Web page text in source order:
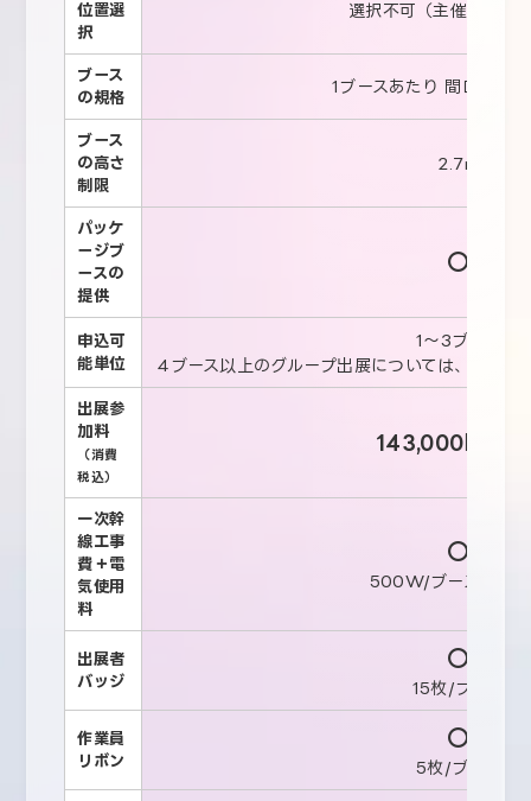
位置選
択
選択不可（主催者にて
ブース
の規格
1ブースあたり 間口2m×
ブース
の高さ
制限
2.7m
パッケ
ージブ
ースの
提供
○
申込可
能単位
1〜3ブース
4ブース以上のグループ出展については、事前に
出展参
加料
（消費
税込）
143,000円
一次幹
線工事
費＋電
気使用
料
○
500W/ブースまで
出展者
バッジ
○
15枚/ブース
作業員
リボン
○
5枚/ブース